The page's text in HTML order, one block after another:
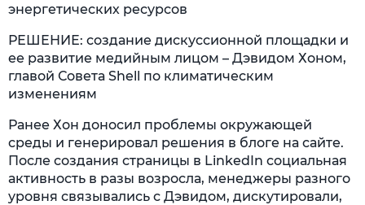
энергетических ресурсов
РЕШЕНИЕ: создание дискуссионной площадки и
ее развитие медийным лицом – Дэвидом Хоном,
главой Совета Shell по климатическим
изменениям
Ранее Хон доносил проблемы окружающей
среды и генерировал решения в блоге на сайте.
После создания страницы в LinkedIn социальная
активность в разы возросла, менеджеры разного
уровня связывались с Дэвидом, дискутировали,